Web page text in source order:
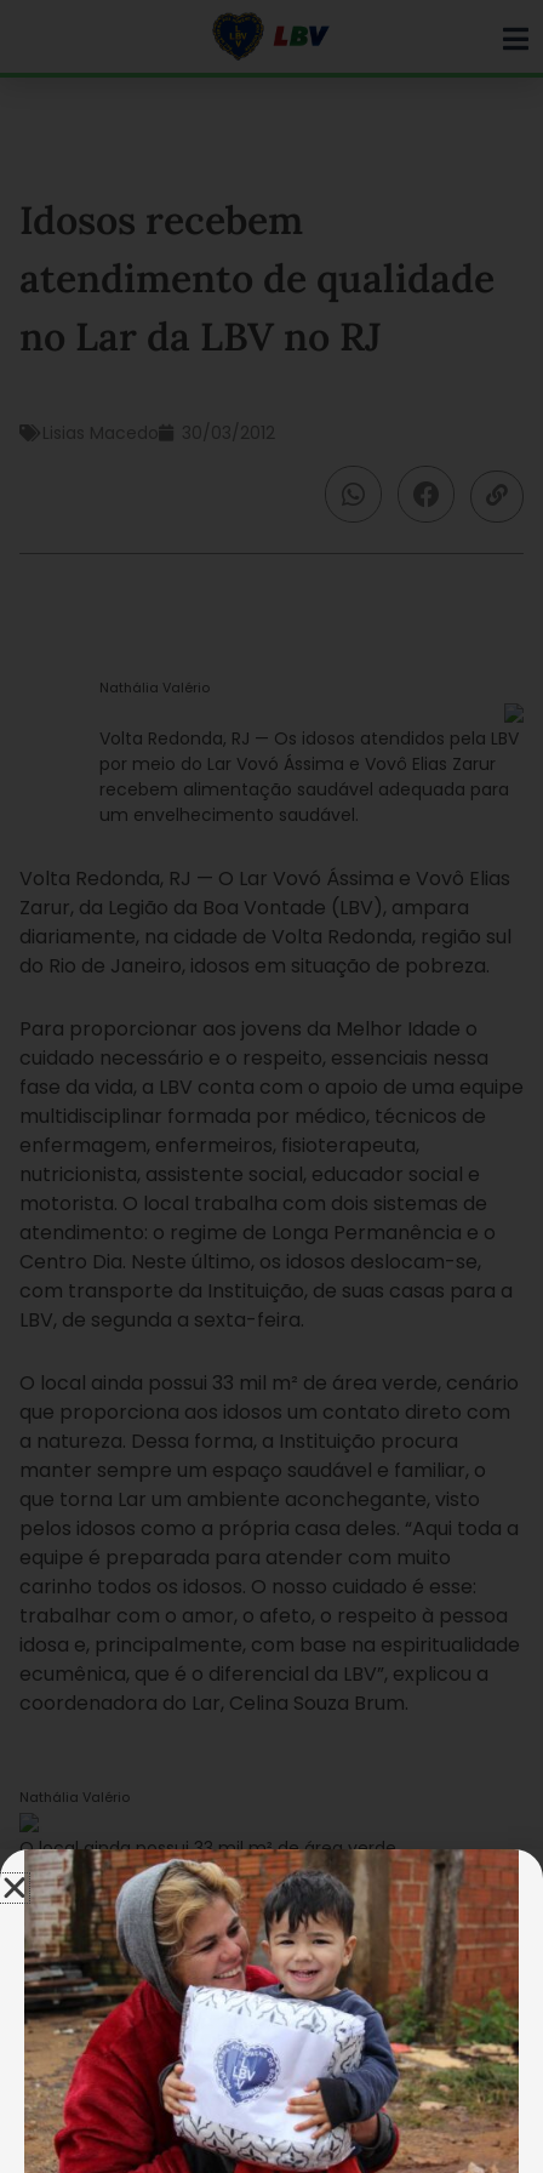
Idosos recebem
atendimento de qualidade
no Lar da LBV no RJ
Lisias Macedo 30/03/2012
Nathália Valério
Volta Redonda, RJ — Os idosos atendidos pela LBV
por meio do Lar Vovó Ássima e Vovô Elias Zarur
recebem alimentação saudável adequada para
um envelhecimento saudável.
Volta Redonda, RJ — O Lar Vovó Ássima e Vovô Elias
Zarur, da Legião da Boa Vontade (LBV), ampara
diariamente, na cidade de Volta Redonda, região sul
do Rio de Janeiro, idosos em situação de pobreza.
Para proporcionar aos jovens da Melhor Idade o
cuidado necessário e o respeito, essenciais nessa
fase da vida, a LBV conta com o apoio de uma equipe
multidisciplinar formada por médico, técnicos de
enfermagem, enfermeiros, fisioterapeuta,
nutricionista, assistente social, educador social e
motorista. O local trabalha com dois sistemas de
atendimento: o regime de Longa Permanência e o
Centro Dia. Neste último, os idosos deslocam-se,
com transporte da Instituição, de suas casas para a
LBV, de segunda a sexta-feira.
O local ainda possui 33 mil m² de área verde, cenário
que proporciona aos idosos um contato direto com
a natureza. Dessa forma, a Instituição procura
manter sempre um espaço saudável e familiar, o
que torna Lar um ambiente aconchegante, visto
pelos idosos como a própria casa deles. “Aqui toda a
equipe é preparada para atender com muito
carinho todos os idosos. O nosso cuidado é esse:
trabalhar com o amor, o afeto, o respeito à pessoa
idosa e, principalmente, com base na espiritualidade
ecumênica, que é o diferencial da LBV”, explicou a
coordenadora do Lar, Celina Souza Brum.
Nathália Valério
O local ainda possui 33 mil m² de área verde,
cenário que proporciona aos idosos um contato
direto com a natureza.
Durante o tempo em que estão na Entidade, os
atendidos realizam seis refeições balanceadas,
levando em consideração as necessidades de cada
um. “No decorrer da idade as pessoas passam por
transformações fisiológicas e essa nutrição deve ser
balanceada. Quando há idosos que utilizam próteses
a gente oferece alimentos fáceis de mastigar.
Outros têm dificuldade de digestão, então